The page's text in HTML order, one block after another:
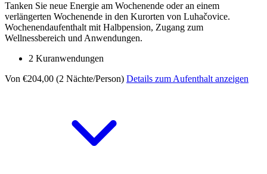
Tanken Sie neue Energie am Wochenende oder an einem
verlängerten Wochenende in den Kurorten von Luhačovice.
Wochenendaufenthalt mit Halbpension, Zugang zum
Wellnessbereich und Anwendungen.
2 Kuranwendungen
Von €204,00 (2 Nächte/Person) Details zum Aufenthalt anzeigen